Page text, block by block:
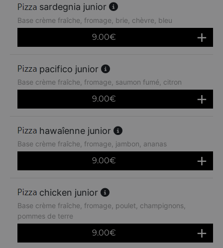
sardegnia junior
Base crème fraîche, fromage, brie, chèvre, bleu
9.00€
pacifico junior
Base crème fraîche, fromage, saumon fumé, citron
9.00€
hawaîenne junior
Base crème fraîche, fromage, jambon, ananas
9.00€
chicken junior
Base crème fraîche, fromage, poulet, champignons,
pommes de terre
9.00€